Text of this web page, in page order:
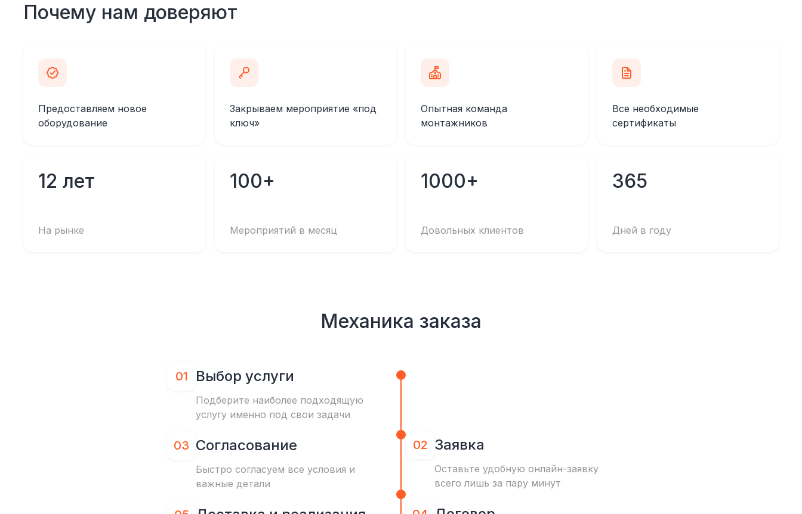
Почему нам доверяют
Предоставляем новое
оборудование
Закрываем мероприятие «под
ключ»
Опытная команда
монтажников
Все необходимые
сертификаты
12 лет
На рынке
100+
Мероприятий в месяц
1000+
Довольных клиентов
365
Дней в году
Механика заказа
01 Выбор услуги
Подберите наиболее подходящую
услугу именно под свои задачи
03 Согласование
Быстро согласуем все условия и
важные детали
02 Заявка
Оставьте удобную онлайн-заявку
всего лишь за пару минут